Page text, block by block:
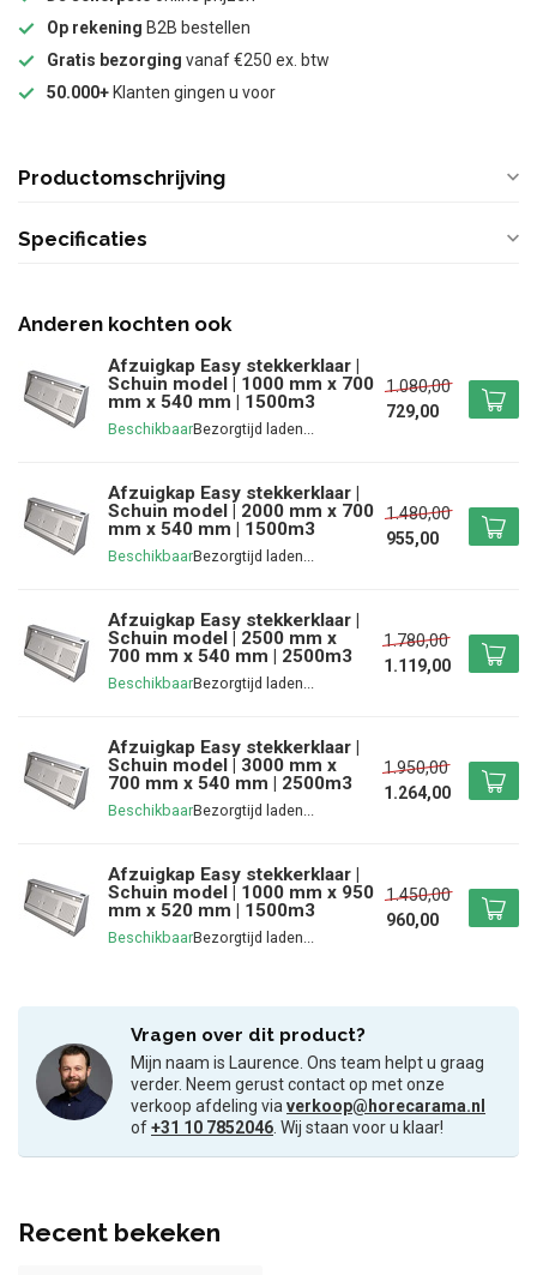
Op rekening B2B bestellen
Gratis bezorging vanaf €250 ex. btw
50.000+ Klanten gingen u voor
Productomschrijving
Specificaties
Anderen kochten ook
Afzuigkap Easy stekkerklaar |
Schuin model | 1000 mm x 700
mm x 540 mm | 1500m3
Beschikbaar
1.080,00
729,00
Afzuigkap Easy stekkerklaar |
Schuin model | 2000 mm x 700
mm x 540 mm | 1500m3
Beschikbaar
1.480,00
955,00
Afzuigkap Easy stekkerklaar |
Schuin model | 2500 mm x
700 mm x 540 mm | 2500m3
Beschikbaar
1.780,00
1.119,00
Afzuigkap Easy stekkerklaar |
Schuin model | 3000 mm x
700 mm x 540 mm | 2500m3
Beschikbaar
1.950,00
1.264,00
Afzuigkap Easy stekkerklaar |
Schuin model | 1000 mm x 950
mm x 520 mm | 1500m3
Beschikbaar
1.450,00
960,00
Vragen over dit product?
Mijn naam is Laurence. Ons team helpt u graag
verder. Neem gerust contact op met onze
verkoop afdeling viaverkoop@horecarama.nl
of+31 10 7852046. Wij staan voor u klaar!
Recent bekeken